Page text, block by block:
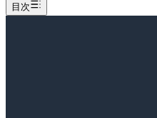
目次